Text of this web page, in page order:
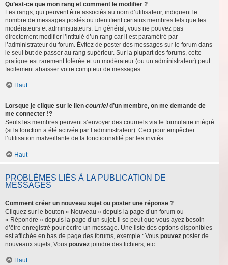
Qu’est-ce que mon rang et comment le modifier ?
Les rangs, qui peuvent être associés au nom d’utilisateur, indiquent le
nombre de messages postés ou identifient certains membres tels que les
modérateurs et administrateurs. En général, vous ne pouvez pas
directement modifier l’intitulé d’un rang car il est paramétré par
l’administrateur du forum. Évitez de poster des messages sur le forum dans
le seul but de passer au rang supérieur. Sur la plupart des forums, cette
pratique est rarement tolérée et un modérateur (ou un administrateur) peut
facilement abaisser votre compteur de messages.
Haut
Lorsque je clique sur le lien courrield’un membre, on me demande de
me connecter !?
Seuls les membres peuvent s’envoyer des courriels via le formulaire intégré
(si la fonction a été activée par l’administrateur). Ceci pour empêcher
l’utilisation malveillante de la fonctionnalité par les invités.
Haut
PROBLÈMES LIÉS À LA PUBLICATION DE
MESSAGES
Comment créer un nouveau sujet ou poster une réponse ?
Cliquez sur le bouton « Nouveau » depuis la page d’un forum ou
« Répondre » depuis la page d’un sujet. Il se peut que vous ayez besoin
d’être enregistré pour écrire un message. Une liste des options disponibles
est affichée en bas de page des forums, exemple : Vous pouvez poster de
nouveaux sujets, Vous pouvez joindre des fichiers, etc.
Haut